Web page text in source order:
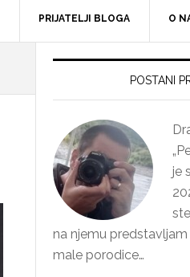
PRIJATELJI BLOGA O
Primary
POSTANI
je
na njemu
male porodice…